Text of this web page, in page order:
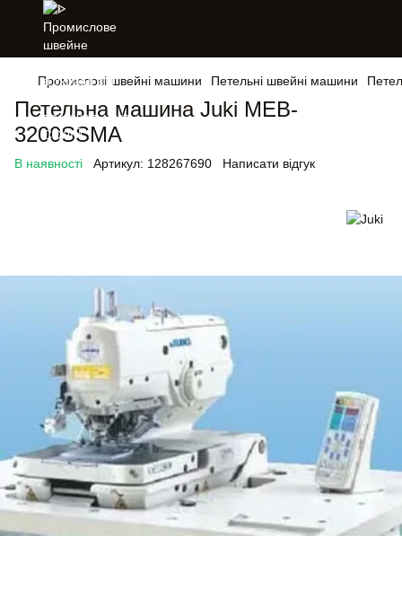
Промислові швейні машини Петельні швейні машини
Петельна машина Juki MEB-
3200SSMA
В наявності Артикул: 128267690 Написати відгук